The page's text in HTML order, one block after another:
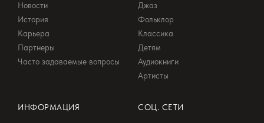
Новости
История
Карьера
Партнеры
Часто задаваемые вопросы
Джаз
Фольклор
Классика
Детям
Аудиокниги
Артисты
ИНФОРМАЦИЯ СОЦ. СЕТИ